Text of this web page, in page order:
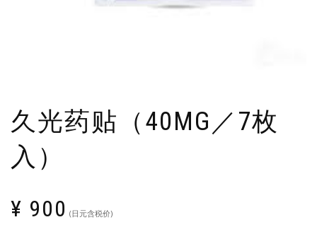
久光药贴（40MG／7枚
入）
¥ 900 (日元含税价)